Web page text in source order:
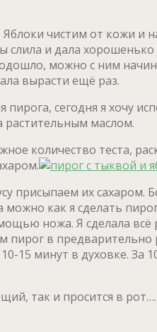
чистим от кожи и
слила и дала
можно с ним
вырасти ещё раз.
сегодня я
растительным маслом.
количество теста,
присыпаем их сахаром.
как я сделать
ножа. Я сделала
в предварительно
15 минут в духовке.
так и просится в